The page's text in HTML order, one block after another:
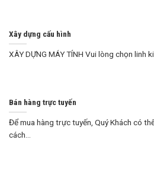
Xây dựng cấu hình
XÂY DỰNG MÁY TÍNH Vui lòng chọn linh
Bán hàng trực tuyến
Để mua hàng trực tuyến, Quý Khách có
cách...